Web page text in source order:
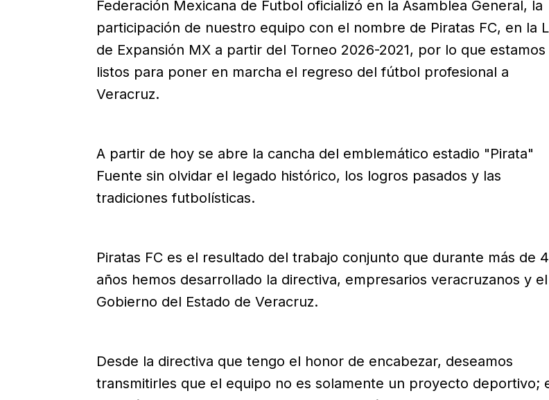
Federación Mexicana de Futbol oficializó en la Asamblea General, la
participación de nuestro equipo con el nombre de Piratas FC, en la
de Expansión MX a partir del Torneo 2026-2021, por lo que estamos
listos para poner en marcha el regreso del fútbol profesional a
Veracruz.
A partir de hoy se abre la cancha del emblemático estadio "Pirata"
Fuente sin olvidar el legado histórico, los logros pasados y las
tradiciones futbolísticas.
Piratas FC es el resultado del trabajo conjunto que durante más de 4
años hemos desarrollado la directiva, empresarios veracruzanos y el
Gobierno del Estado de Veracruz.
Desde la directiva que tengo el honor de encabezar, deseamos
transmitirles que el equipo no es solamente un proyecto deportivo;